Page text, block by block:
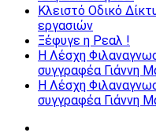
Κλειστό Οδικό
εργασιών
Ξέφυγε η Ρεαλ !
Η Λέσχη
συγγραφέα Γιάννη
Η Λέσχη
συγγραφέα Γιάννη